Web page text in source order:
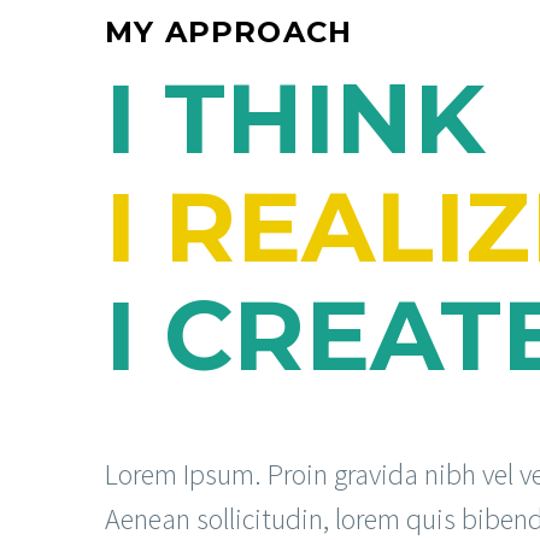
MY APPROACH
I THINK
I
I
Lorem Ipsum. Proin gravida nibh vel
Aenean sollicitudin, lorem quis